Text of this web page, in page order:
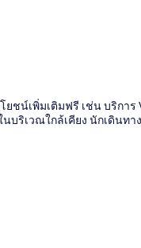
ยชน์เพิ่มเติมฟรี เช่น บริการ
บริเวณใกล้เคียง นักเดินทา